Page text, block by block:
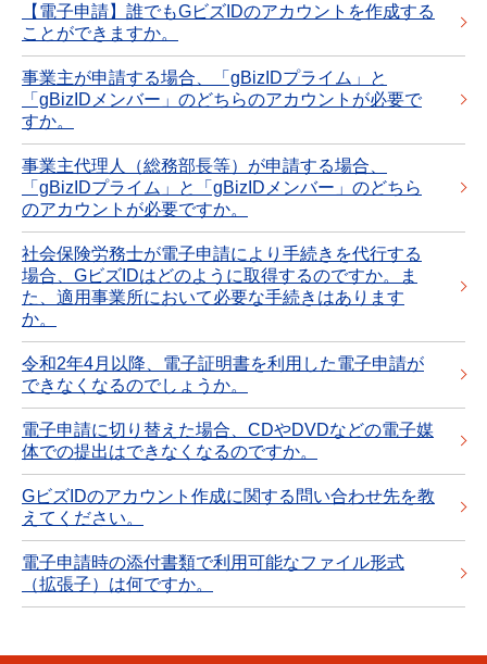
【電子申請】誰でもGビズIDのアカウントを作成する
ことができますか。
事業主が申請する場合、「gBizIDプライム」と
「gBizIDメンバー」のどちらのアカウントが必要で
すか。
事業主代理人（総務部長等）が申請する場合、
「gBizIDプライム」と「gBizIDメンバー」のどちら
のアカウントが必要ですか。
社会保険労務士が電子申請により手続きを代行する
場合、GビズIDはどのように取得するのですか。ま
た、適用事業所において必要な手続きはあります
か。
令和2年4月以降、電子証明書を利用した電子申請が
できなくなるのでしょうか。
電子申請に切り替えた場合、CDやDVDなどの電子媒
体での提出はできなくなるのですか。
GビズIDのアカウント作成に関する問い合わせ先を教
えてください。
電子申請時の添付書類で利用可能なファイル形式
（拡張子）は何ですか。